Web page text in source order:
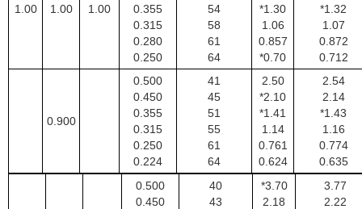
1.00 1.00 1.00
0.355
0.315
0.280
0.250
54
58
61
64
*1.30
1.06
0.857
*0.70
*1.32
1.07
0.872
0.712
0.900
0.500
0.450
0.355
0.315
0.250
0.224
41
45
51
55
61
64
2.50
*2.10
*1.41
1.14
0.761
0.624
2.54
2.14
*1.43
1.16
0.774
0.635
0.500
0.450
40
43
*3.70
2.18
3.77
2.22